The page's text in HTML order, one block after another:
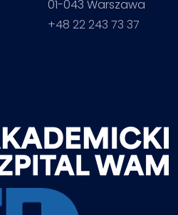
01-043 Warszawa
+48 22 243 73 37